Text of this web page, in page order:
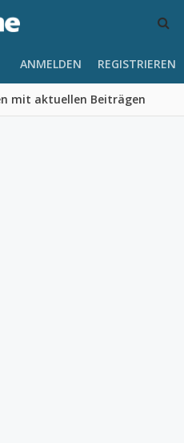
mit aktuellen Beiträgen
ANMELDEN REGISTRIEREN